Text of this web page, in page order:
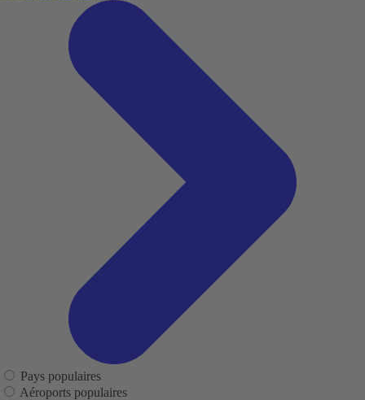
Pays populaires
Aéroports populaires